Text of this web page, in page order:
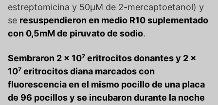
estreptomicina y 50μM de 2-mercaptoetanol) y
se resuspendieron en medio R10 suplementado
con 0,5mM de piruvato de sodio.
Sembraron 2 x 10⁷ eritrocitos donantes y 2 x
10⁷ eritrocitos diana marcados con
fluorescencia en el mismo pocillo de una placa
de 96 pocillos y se incubaron durante la noche